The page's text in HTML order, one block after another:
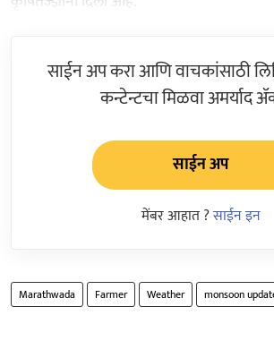
साईन अप करा आणि वाचकांसाठी
कन्टेन्टचा मिळवा अमर्याद
साईन अप
मेंबर आहात ?साईन इन
Marathwada Farmer Weather monsoon